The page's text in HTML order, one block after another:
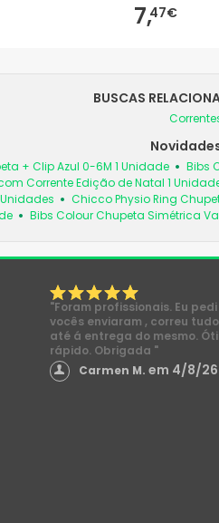
7,47€
BUSCAS
+ Clip Azul 0-6M 1 Unidade
Bibs
Corrente Edição de Natal 1
Chicco Physio Ring
Bibs Colour Chupeta Simétrica
"Foram profissionais. Eu
vocês enviaram , correu
até á entrega do mesmo.
rápido. Obrigada "
Carmen M. em 4/8/26